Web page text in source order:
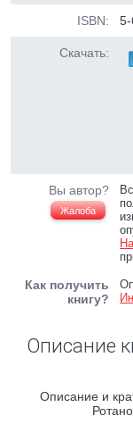
ISBN:
Скачать:
Вы автор?
Жалоба
Как получить
книгу?
Описание
Описание и